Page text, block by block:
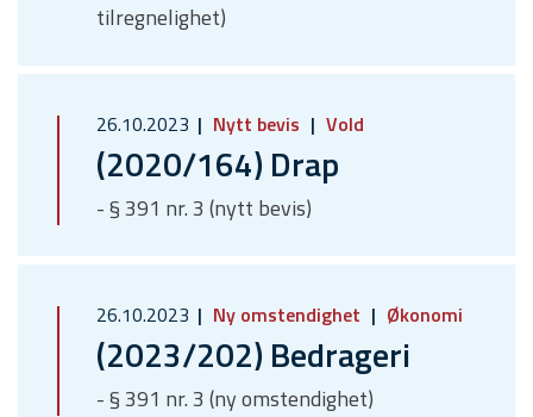
tilregnelighet)
26.10.2023 Nytt bevis Vold
(2020/164) Drap
- § 391 nr. 3 (nytt bevis)
26.10.2023 Ny omstendighet Økonomi
(2023/202) Bedrageri
- § 391 nr. 3 (ny omstendighet)